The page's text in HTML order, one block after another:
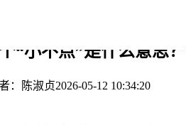
“小不点”是什么意思
： 陈淑贞2026-05-12 10:34:20